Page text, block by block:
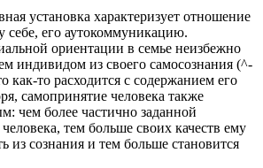
установка характеризует отношение
себе, его аутокоммуникацию.
ориентации в семье неизбежно
индивидом из своего самосознания (^-
как-то расходится с содержанием его
самопринятие человека также
чем более частично заданной
тем больше своих качеств ему
из сознания и тем больше становится